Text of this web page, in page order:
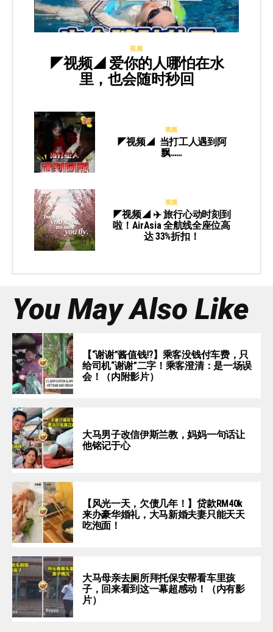
视频
◤视频◢ 爱你的人哪怕在水
里，也会随时秒回
视频
◤视频◢ 当打工人遇到阿
飘……
视频
◤视频◢ ✈️ 旅行心动时刻到
啦！AirAsia 全航线全座位高
达 33%折扣！
You May Also Like
【“谢谢”酱值钱⁉️】乘客没钱付车费，只
给司机“谢谢”二字！乘客澄清：是一场误
会！（内附影片）
大马男子改信伊斯兰教，妈妈一句话让
他铭记于心
【风光一天，欠债几年！】贷款RM40k
来办豪华婚礼，大马新婚夫妻只能天天
吃泡面！
大马母亲去厕所拜托保安帮看车里孩
子，回来看到这一幕超感动！（内有影
片）